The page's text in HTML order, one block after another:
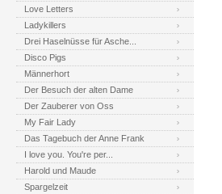
Love Letters
Ladykillers
Drei Haselnüsse für Asche...
Disco Pigs
Männerhort
Der Besuch der alten Dame
Der Zauberer von Oss
My Fair Lady
Das Tagebuch der Anne Frank
I love you. You're per...
Harold und Maude
Spargelzeit